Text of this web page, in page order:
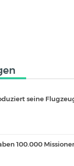
seine
100.000